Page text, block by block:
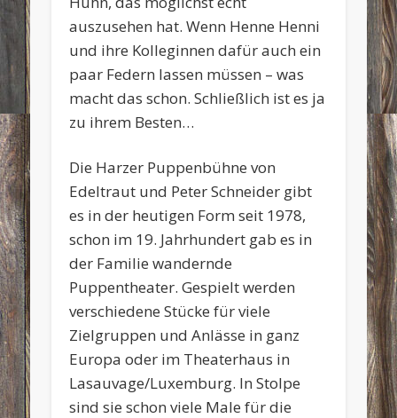
auszusehen hat. Wenn Henne Henni
und ihre Kolleginnen dafür auch ein
paar Federn lassen müssen – was
macht das schon. Schließlich ist es ja
zu ihrem Besten…
Die Harzer Puppenbühne von
Edeltraut und Peter Schneider gibt
es in der heutigen Form seit 1978,
schon im 19. Jahrhundert gab es in
der Familie wandernde
Puppentheater. Gespielt werden
verschiedene Stücke für viele
Zielgruppen und Anlässe in ganz
Europa oder im Theaterhaus in
Lasauvage/Luxemburg. In Stolpe
sind sie schon viele Male für die